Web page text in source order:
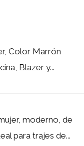
Color Marrón
Blazer y...
moderno, de
para trajes de...